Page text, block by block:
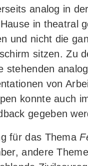
ana­log in
in thea­tral
und nicht die
sit­zen. Zu
ste­hen­den
von
konn­te auch
gege­ben
für das The­ma
ande­re